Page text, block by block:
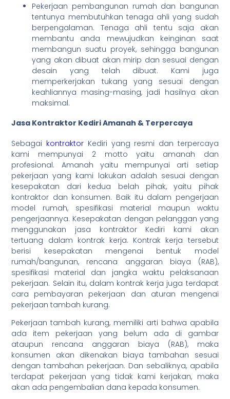
Pekerjaan pembangunan rumah dan bangunan
tentunya membutuhkan tenaga ahli yang sudah
berpengalaman. Tenaga ahli tentu saja akan
membantu anda mewujudkan keinginan saat
membangun suatu proyek, sehingga bangunan
yang akan dibuat akan mirip dan sesuai dengan
desain yang telah dibuat. Kami juga
memperkerjakan tukang yang sesuai dengan
keahliannya masing-masing, jadi hasilnya akan
maksimal.
Jasa Kontraktor Kediri Amanah & Terpercaya
Sebagai kontraktor Kediri yang resmi dan terpercaya
kami mempunyai 2 motto yaitu amanah dan
profesional. Amanah yaitu mempunyai arti setiap
pekerjaan yang kami lakukan adalah sesuai dengan
kesepakatan dari kedua belah pihak, yaitu pihak
kontraktor dan konsumen. Baik itu dalam pengerjaan
model rumah, spesifikasi material maupun waktu
pengerjaannya. Kesepakatan dengan pelanggan yang
menggunakan jasa kontraktor Kediri kami akan
tertuang dalam kontrak kerja. Kontrak kerja tersebut
berisi kesepakatan mengenai bentuk model
rumah/bangunan, rencana anggaran biaya (RAB),
spesifikasi material dan jangka waktu pelaksanaan
pekerjaan. Selain itu, dalam kontrak kerja juga terdapat
cara pembayaran pekerjaan dan aturan mengenai
pekerjaan tambah kurang.
Pekerjaan tambah kurang, memiliki arti bahwa apabila
ada item pekerjaan yang belum ada di gambar
ataupun rencana anggaran biaya (RAB), maka
konsumen akan dikenakan biaya tambahan sesuai
dengan tambahan pekerjaan. Dan sebaliknya, apabila
terdapat pekerjaan yang tidak kami kerjakan, maka
akan ada pengembalian dana kepada konsumen.